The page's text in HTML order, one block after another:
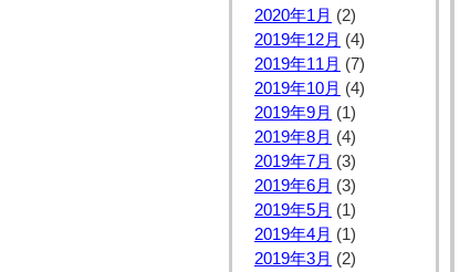
2020年1月 (2)
2019年12月 (4)
2019年11月 (7)
2019年10月 (4)
2019年9月 (1)
2019年8月 (4)
2019年7月 (3)
2019年6月 (3)
2019年5月 (1)
2019年4月 (1)
2019年3月 (2)